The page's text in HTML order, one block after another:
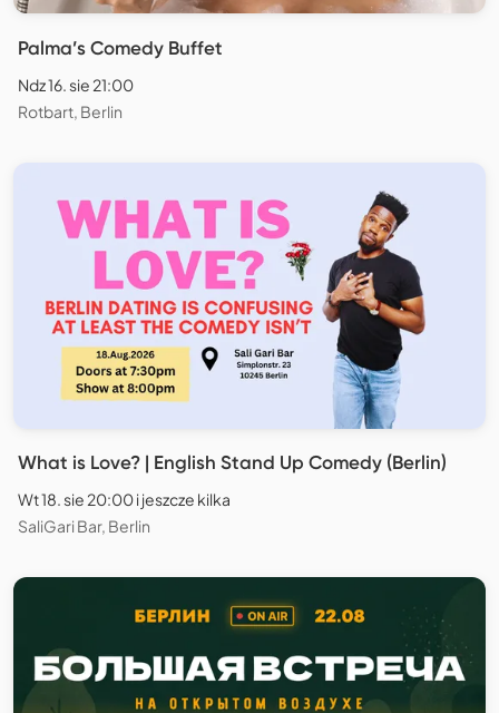
Palma’s Comedy Buffet
Ndz 16. sie 21:00
Rotbart, Berlin
What is Love? | English Stand Up Comedy (Berlin)
Wt 18. sie 20:00 i jeszcze kilka
SaliGari Bar, Berlin